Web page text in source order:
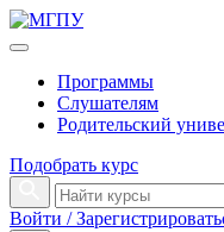
Программы
Слушателям
Родительский
Подобрать курс
Войти /